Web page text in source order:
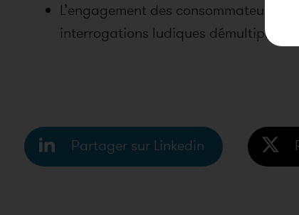
L’engagement des consommateurs :
interrogations ludiques démultiplie
Partager sur Linkedin